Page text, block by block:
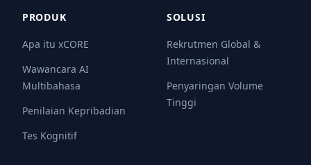
PRODUK
Apa itu xCORE
Wawancara AI
Multibahasa
Penilaian Kepribadian
Tes Kognitif
SOLUSI
Rekrutmen Global &
Internasional
Penyaringan Volume
Tinggi